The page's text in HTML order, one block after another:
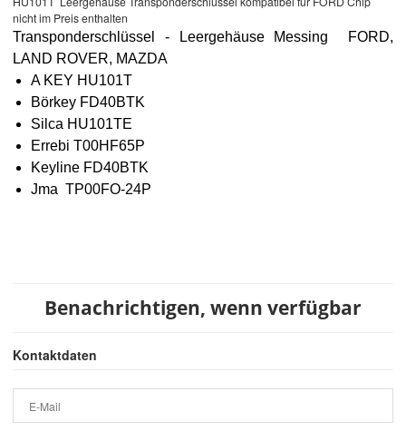
nicht im Preis enthalten
Transponderschlüssel - Leergehäuse Messing FORD,
LAND ROVER, MAZDA
A KEY HU101T
Börkey FD40BTK
Silca HU101TE
Errebi T00HF65P
Keyline FD40BTK
Jma TP00FO-24P
Benachrichtigen, wenn verfügbar
Kontaktdaten
E-Mail